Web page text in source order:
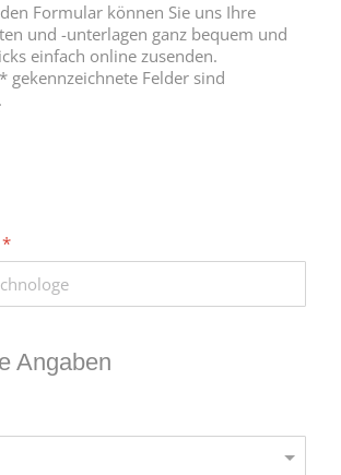
Formular können Sie uns Ihre
und -unterlagen ganz bequem und
einfach online zusenden.
gekennzeichnete Felder sind
*
Angaben